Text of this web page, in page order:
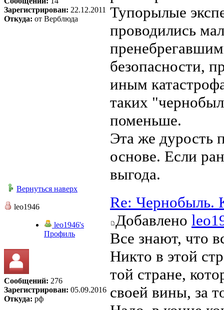
Зарегистрирован: 22.12.2011
Откуда: от Верблюда
Тупорылые
проводились
безопасности,
иным
таких
поменьше.
Эта же дурость
основе. Если
выгода.
Вернуться наверх
leo1946
leo1946's
Профиль
Сообщений: 276
Зарегистрирован: 05.09.2016
Откуда: рф
Re: Чернобыль.
Добавлено
Все знают, что
Никто в этой
той стране,
своей вины, за